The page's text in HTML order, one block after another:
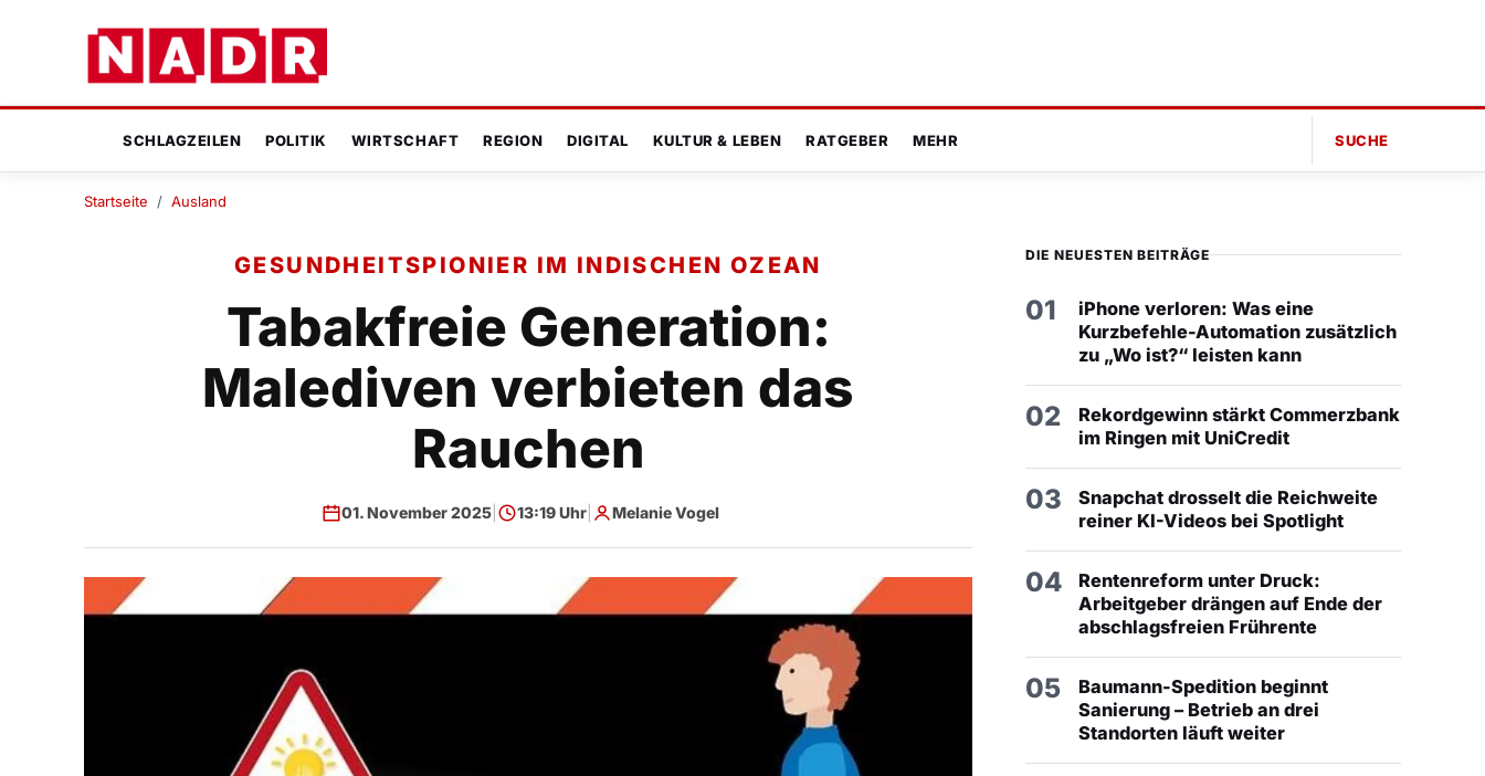
SCHLAGZEILEN POLITIK WIRTSCHAFT REGION DIGITAL KULTUR & LEBEN RATGEBER MEHR SUCHE
Startseite / Ausland
GESUNDHEITSPIONIER IM INDISCHEN OZEAN
Tabakfreie Generation:
Malediven verbieten das
Rauchen
01. November 2025| 13:19 Uhr| Melanie Vogel
DIE NEUESTEN BEITRÄGE
01
iPhone verloren: Was eine
Kurzbefehle-Automation zusätzlich
zu „Wo ist?“ leisten kann
02
Rekordgewinn stärkt Commerzbank
im Ringen mit UniCredit
03
Snapchat drosselt die Reichweite
reiner KI-Videos bei Spotlight
04
Rentenreform unter Druck:
Arbeitgeber drängen auf Ende der
abschlagsfreien Frührente
05
Baumann-Spedition beginnt
Sanierung – Betrieb an drei
Standorten läuft weiter